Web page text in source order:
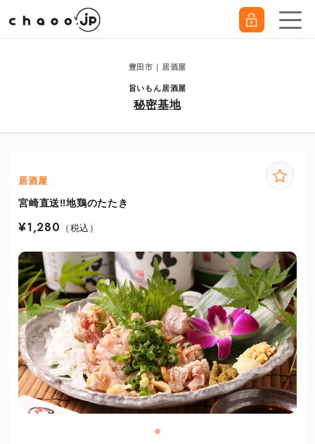
豊田市｜居酒屋
旨いもん居酒屋
秘密基地
居酒屋
宮崎直送‼地鶏のたたき
¥1,280 （税込）